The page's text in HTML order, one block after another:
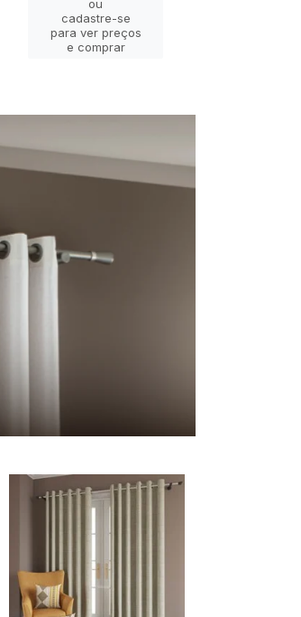
ou
cadastre-se
para ver preços
e comprar